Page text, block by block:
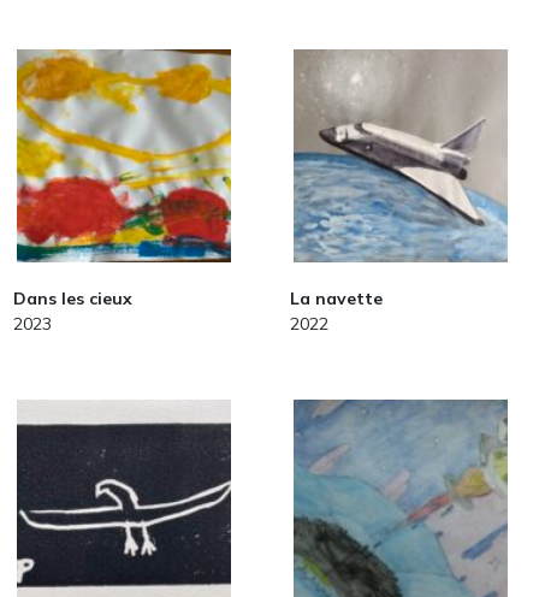
Dans les cieux
2023
La navette
2022